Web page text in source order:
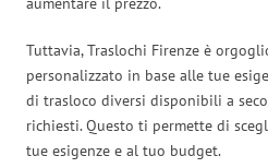
Tuttavia, Traslochi Firenze è
personalizzato in base alle tue
di trasloco diversi disponibili a
richiesti. Questo ti permette di
tue esigenze e al tuo budget.